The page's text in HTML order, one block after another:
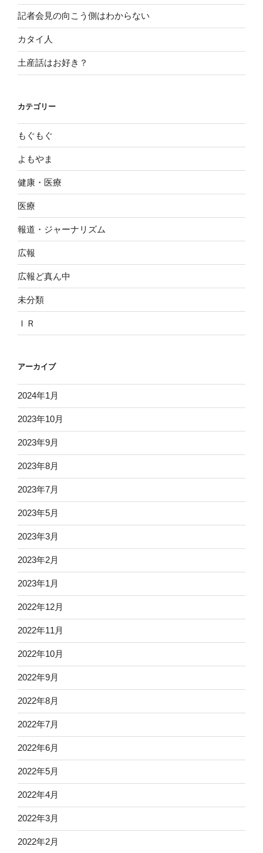
記者会見の向こう側はわからない
カタイ人
土産話はお好き？
カテゴリー
もぐもぐ
よもやま
健康・医療
医療
報道・ジャーナリズム
広報
広報ど真ん中
未分類
ＩＲ
アーカイブ
2024年1月
2023年10月
2023年9月
2023年8月
2023年7月
2023年5月
2023年3月
2023年2月
2023年1月
2022年12月
2022年11月
2022年10月
2022年9月
2022年8月
2022年7月
2022年6月
2022年5月
2022年4月
2022年3月
2022年2月